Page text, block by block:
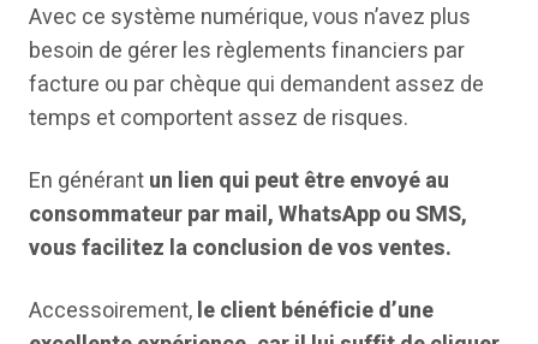
Avec ce système numérique, vous n’avez plus
besoin de gérer les règlements financiers par
facture ou par chèque qui demandent assez de
temps et comportent assez de risques.
En générantun lien qui peut être envoyé au
consommateur par mail, WhatsApp ou SMS,
vous facilitez la conclusion de vos ventes.
Accessoirement,le client bénéficie d’une